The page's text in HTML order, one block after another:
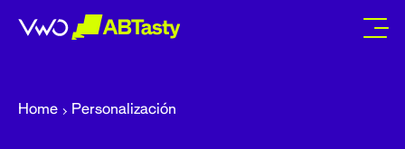
Home Personalización